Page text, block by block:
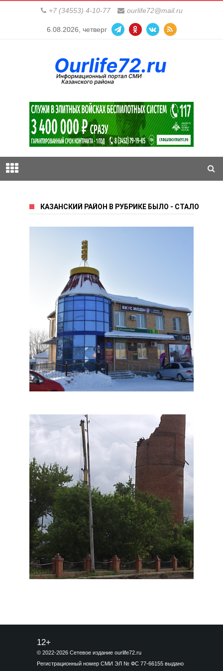
+7 (34553) 4-10-77 ourlife72@mail.ru
6.08.2026, четверг
КАЗАНСКИЙ РАЙОН В РУБРИКЕ БЫЛО - СТАЛО
12+
© 2022-2026 Сетевое издание ourlife72.ru
Регистрационный номер СМИ ЭЛ № ФС 77-66155 выдано